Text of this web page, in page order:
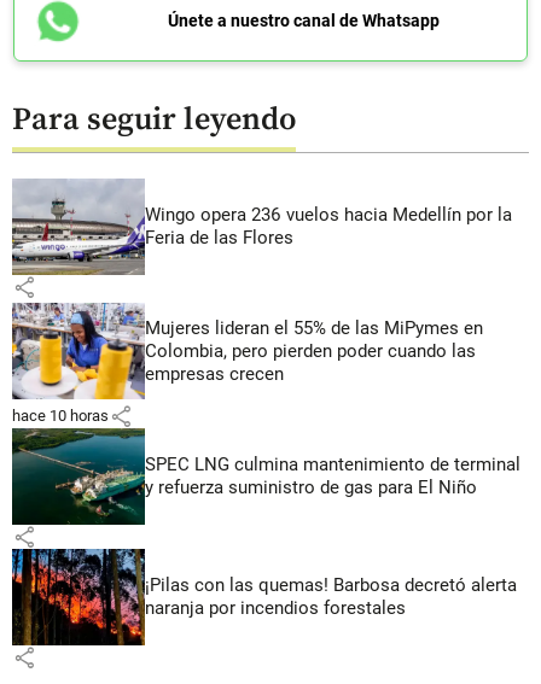
Únete a nuestro canal de Whatsapp
Para seguir leyendo
Wingo opera 236 vuelos hacia Medellín por la
Feria de las Flores
share
Mujeres lideran el 55% de las MiPymes en
Colombia, pero pierden poder cuando las
empresas crecen
hace 10 horas share
SPEC LNG culmina mantenimiento de terminal
y refuerza suministro de gas para El Niño
share
¡Pilas con las quemas! Barbosa decretó alerta
naranja por incendios forestales
share